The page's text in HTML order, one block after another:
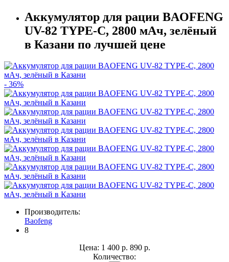
Аккумулятор для рации BAOFENG
UV-82 TYPE-C, 2800 мАч, зелёный
в Казани по лучшей цене
- 36%
Производитель:
Baofeng
8
Цена: 1 400 р. 890 р.
Количество: